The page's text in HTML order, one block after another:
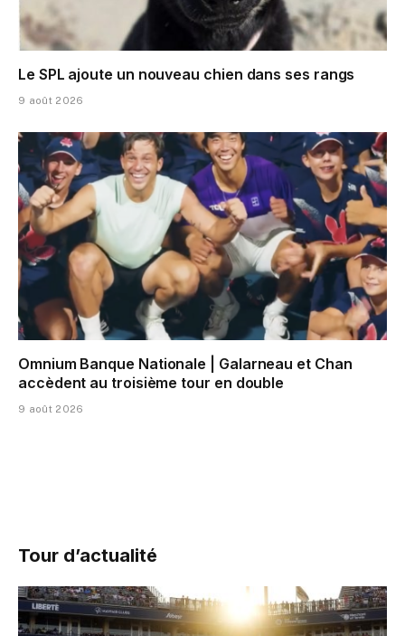
Le SPL ajoute un nouveau chien dans ses rangs
9 août 2026
Omnium Banque Nationale | Galarneau et Chan
accèdent au troisième tour en double
9 août 2026
Tour d’actualité